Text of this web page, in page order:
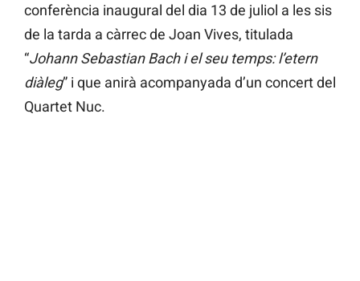
conferència inaugural del dia 13 de juliol a les sis
de la tarda a càrrec de Joan Vives, titulada
“Johann Sebastian Bach i el seu temps: l’etern
diàleg” i que anirà acompanyada d’un concert del
Quartet Nuc.